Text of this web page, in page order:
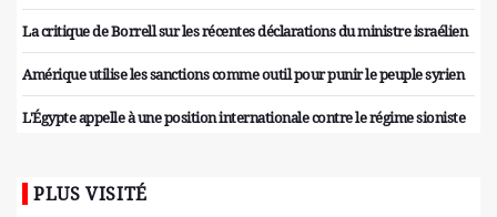
La critique de Borrell sur les récentes déclarations du ministre israélien
Amérique utilise les sanctions comme outil pour punir le peuple syrien
L'Égypte appelle à une position internationale contre le régime sioniste
PLUS VISITÉ